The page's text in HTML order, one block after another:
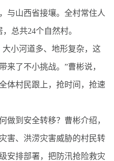
山西省接壤。全村常住人
总共24个自然村。
小河道多、地形复杂，这
来了不小挑战。”曹彬说，
体村民跟上，抢时间，抢速
到安全转移？曹彬介绍，
害、洪涝灾害威胁的村民转
安排部署，把防汛抢险救灾